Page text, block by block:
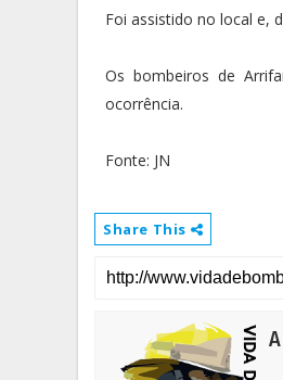
Foi assistido no local e,
Os bombeiros de
ocorrência.
Fonte: JN
Share This